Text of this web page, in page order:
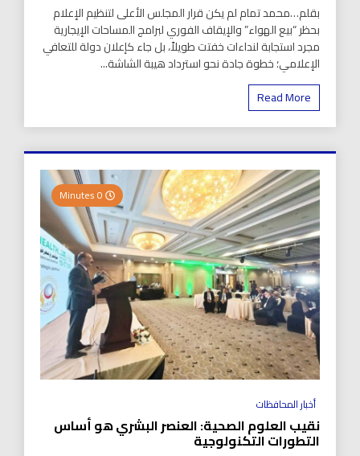
بقلم…محمد تمام لم يكن قرار المجلس الأعلى لتنظيم الإعلام
بحظر “بيع الهواء” والإيقاف الفوري لبرامج المساحات الإيجارية
مجرد استجابة لنداءات خفتت طويلاً، بل جاء كإعلان دولة للتعافي
الإعلامي؛ خطوة جادة نحو استرداد هيبة الشاشة...
Read More
أخبار المحافظات
نقيب العلوم الصحية: العنصر البشري هو أساس
التطورات التكنولوجية